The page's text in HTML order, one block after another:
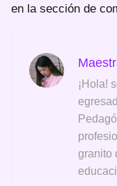
en la sección de
¡Hola!
granito